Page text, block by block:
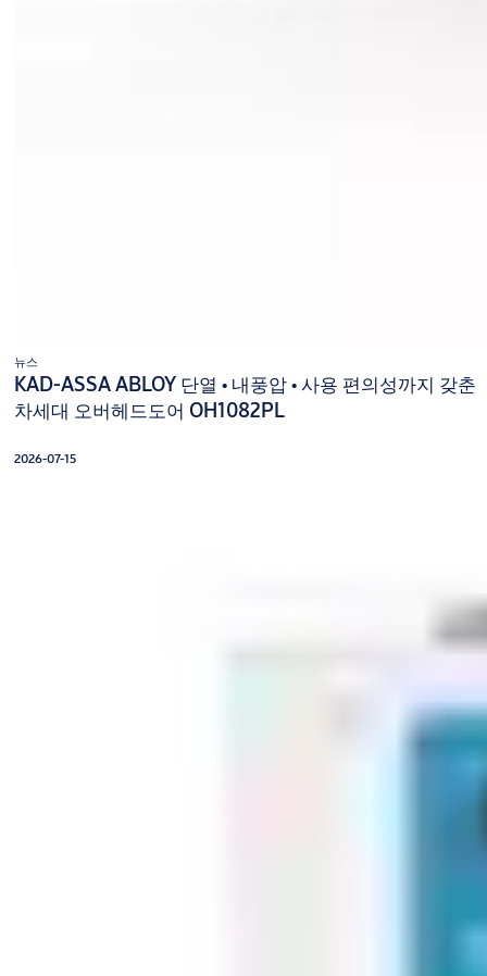
뉴스
KAD-ASSA ABLOY 단열 • 내풍압 • 사용 편의성까지 갖춘
차세대 오버헤드도어 OH1082PL
2026-07-15